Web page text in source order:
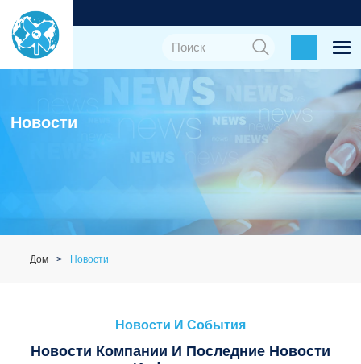
Новости
Дом Новости
Новости И События
Новости Компании И Последние Новости